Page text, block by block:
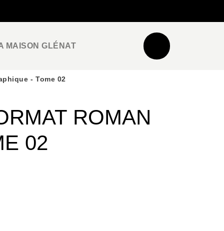
MAISON GLÉNAT
- Tome 02
ROMAN
02